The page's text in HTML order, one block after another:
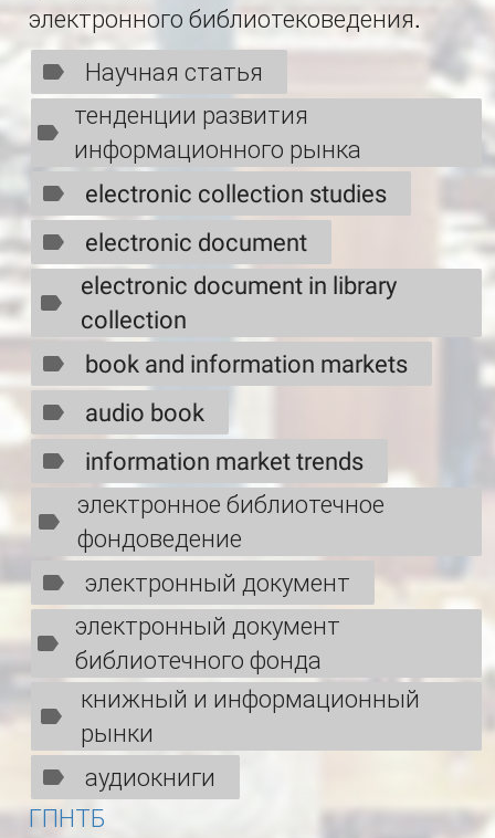
электронного библиотековедения.
Научная статья
тенденции развития
информационного рынка
electronic collection studies
electronic document
electronic document in library
collection
book and information markets
audio book
information market trends
электронное библиотечное
фондоведение
электронный документ
электронный документ
библиотечного фонда
книжный и информационный
рынки
аудиокниги
ГПНТБ